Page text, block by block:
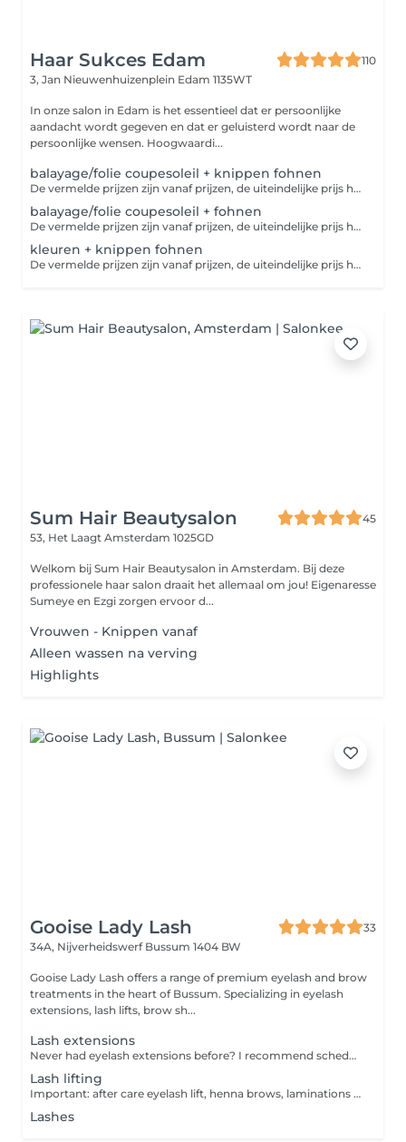
Haar Sukces Edam
110
3, Jan Nieuwenhuizenplein Edam 1135WT
In onze salon in Edam is het essentieel dat er persoonlijke
aandacht wordt gegeven en dat er geluisterd wordt naar de
persoonlijke wensen. Hoogwaardi...
balayage/folie coupesoleil + knippen fohnen
De vermelde prijzen zijn vanaf prijzen, de uiteindelijke prijs hangt af van het gewenste resultaat
balayage/folie coupesoleil + fohnen
De vermelde prijzen zijn vanaf prijzen, de uiteindelijke prijs hangt af van het gewenste resultaat
kleuren + knippen fohnen
De vermelde prijzen zijn vanaf prijzen, de uiteindelijke prijs hangt af van het gewenste resultaat
Sum Hair Beautysalon
45
53, Het Laagt Amsterdam 1025GD
Welkom bij Sum Hair Beautysalon in Amsterdam. Bij deze
professionele haar salon draait het allemaal om jou! Eigenaresse
Sumeye en Ezgi zorgen ervoor d...
Vrouwen - Knippen vanaf
Alleen wassen na verving
Highlights
Gooise Lady Lash
33
34A, Nijverheidswerf Bussum 1404 BW
Gooise Lady Lash offers a range of premium eyelash and brow
treatments in the heart of Bussum. Specializing in eyelash
extensions, lash lifts, brow sh...
Lash extensions
Never had eyelash extensions before? I recommend scheduling a test. The test involves applying a few lashes to each eye, and within 2 days you'll know if you have any allergies. This test is free. Please come with clean eyelashes for your appointment! NO contact lenses! Eyelash Extension Styles: One by One (Classic): Great for beginners. If you're happy with your natural lash density but simply want to lengthen them. Russian Volume: To significantly thicken and add volume to your lashes. Hybrid: A combination of the One by One and Russian Volume techniques (a natural look with added fullness). I recommend coming in for your lash extension appointment after showering (please ensure your lashes remain dry for 24 hours post-application, avoid steam and the gym). Feel free to bring headphones to listen to an audiobook during your appointment, and please avoid caffeine beforehand. Lash Refills? If you still have more than half of your initial lash extensions, it's considered a refill. If you have less than 40% remaining, it will be a new set. Lash refill from anoter salon? Lash condition will be assessed first. Additional fee may apply if correction or removal is needed. If you have any questions or would like advice, please feel free to email me, contact me via WhatsApp, or message me on Instagram!
Lash lifting
Important: after care eyelash lift, henna brows, laminations brow, it is important to keep 24 hours without soaking, steam, sauna, without mascara, 1 nigth sleep on your back.
Lashes